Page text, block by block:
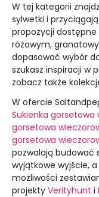
W tej kategorii
sylwetki i
propozycji
różowym,
dopasować wybór
szukasz inspiracji w
zobacz także
W ofercie
Sukienka gorsetowa
gorsetowa
gorsetowa
pozwalają budować
wyjątkowe wyjście,
możliwości
projekty Verityhunt i